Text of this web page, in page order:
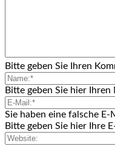
Bitte geben Sie Ihren
Bitte geben Sie hier Ihren
Sie haben eine falsche E-
Bitte geben Sie hier Ihre